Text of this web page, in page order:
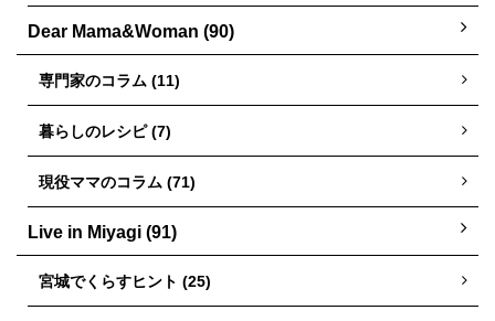
Dear Mama&Woman (90)
専門家のコラム (11)
暮らしのレシピ (7)
現役ママのコラム (71)
Live in Miyagi (91)
宮城でくらすヒント (25)